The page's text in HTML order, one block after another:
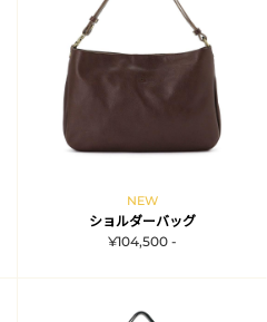
NEW
ショルダーバッグ
¥104,500 -